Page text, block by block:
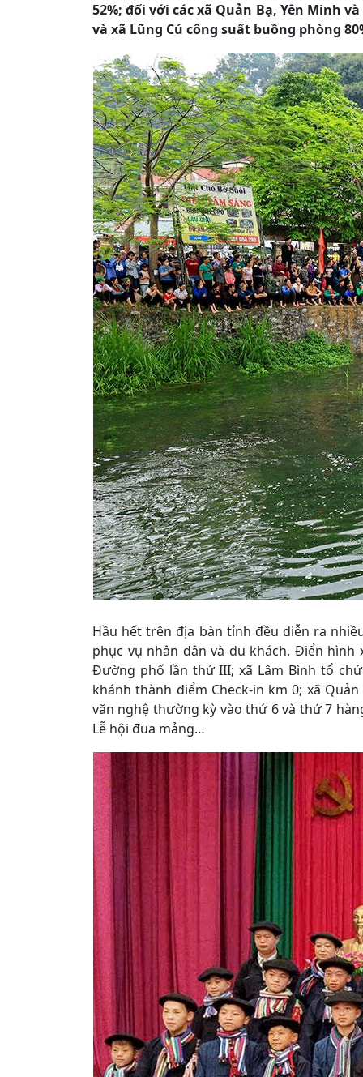
52%; đối với các xã Quản Bạ, Yên Minh
và xã Lũng Cú công suất buồng phòng
Hầu hết trên địa bàn tỉnh đều diễn ra
phục vụ nhân dân và du khách. Điển
Đường phố lần thứ III; xã Lâm Bình tổ
khánh thành điểm Check-in km 0; xã
văn nghệ thường kỳ vào thứ 6 và thứ 7
Lễ hội đua mảng…